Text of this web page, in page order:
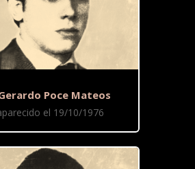
Poce Mateos
el 19/10/1976